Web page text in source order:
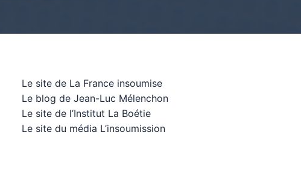
Le site de La France insoumise
Le blog de Jean-Luc Mélenchon
Le site de l’Institut La Boétie
Le site du média L’insoumission